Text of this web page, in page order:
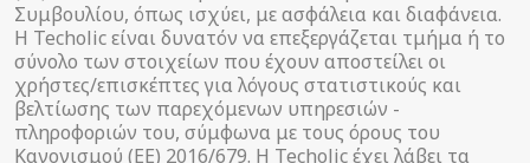
Συμβουλίου, όπως ισχύει, με ασφάλεια και διαφάνεια.
Η Techolic είναι δυνατόν να επεξεργάζεται τμήμα ή το
σύνολο των στοιχείων που έχουν αποστείλει οι
χρήστες/επισκέπτες για λόγους στατιστικούς και
βελτίωσης των παρεχόμενων υπηρεσιών -
πληροφοριών του, σύμφωνα με τους όρους του
Κανονισμού (ΕΕ) 2016/679. Η Techolic έχει λάβει τα